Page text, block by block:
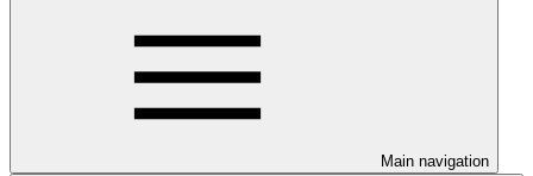
Main navigation